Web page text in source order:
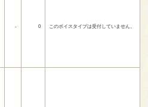
- 0 このボイスタイプは受付していません。